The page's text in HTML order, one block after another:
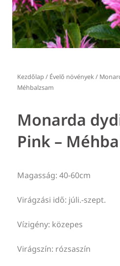
Kezdőlap / Évelő növények/
Méhbalzsam
Monarda
Pink –
Magasság: 40-60cm
Virágzási idő: júli.-szept.
Vízigény: közepes
Virágszín: rózsaszín